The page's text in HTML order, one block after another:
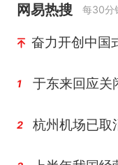
网易热搜 每30分
奋力开创中国
1
2 杭州机场已取